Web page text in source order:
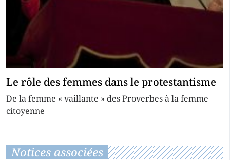
Le rôle des femmes dans le protestantisme
De la femme « vaillante » des Proverbes à la femme
citoyenne
Notices associées